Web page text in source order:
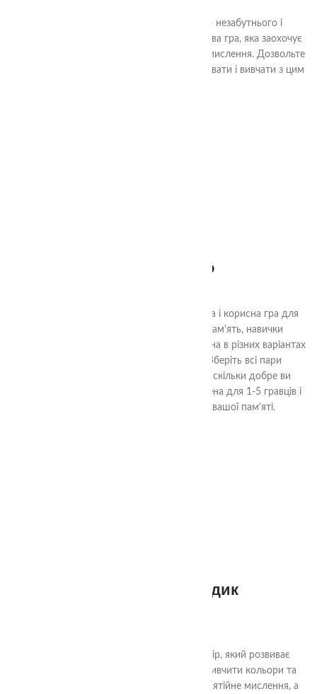
Веселка від TheaSmart - Ваше вікно до незабутнього і
креативного світу гри. Популярна та яскрава гра, яка заохочує
дітей розвивати уяву, творчість та логічне мислення. Дозвольте
вашим дітям будувати світи, експериментувати і вивчати з цим
Пончики мемо
Геометричні Пончики Мемо - це захоплива і корисна гра для
всієї сім'ї. Вона допомагає розвивати пам'ять, навички
спостереження та концентрації. Грати можна в різних варіантах
правил, завжди захоплююче і цікаво. Зберіть всі пари
Геометричних Пончиків або покажіть, наскільки добре ви
запам'ятали їх розташування. Гра призначена для 1-5 гравців і
гарантує чудовий час з користю для вашої пам'яті.
Аудіальний комодик
"Чарівний Аудіальний Комодик" - це набір, який розвиває
важливі навички у дітей. Гра допомагає вивчити кольори та
форми, розвиває моторику, логічне та понятійне мислення, а